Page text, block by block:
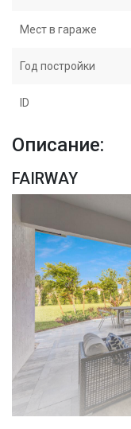
Мест в гараже
Год постройки
ID
Описание:
FAIRWAY